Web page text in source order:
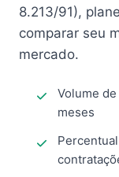
8.213/91),
comparar seu
mercado.
Volume
meses